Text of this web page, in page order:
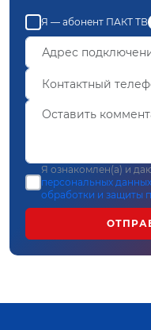
Я — абонент ПАКТ ТВ
Я ознакомлен(а) и
персональных данных
обработки и защиты